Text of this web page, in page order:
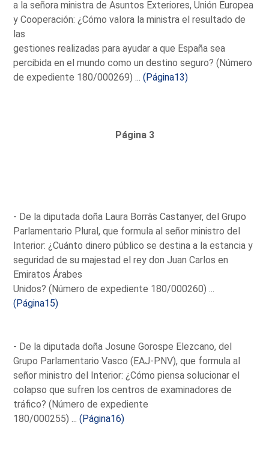
a la señora ministra de Asuntos Exteriores, Unión Europea
y Cooperación: ¿Cómo valora la ministra el resultado de
las
gestiones realizadas para ayudar a que España sea
percibida en el mundo como un destino seguro? (Número
de expediente 180/000269) ...(Página13)
Página 3
- De la diputada doña Laura Borràs Castanyer, del Grupo
Parlamentario Plural, que formula al señor ministro del
Interior: ¿Cuánto dinero público se destina a la estancia y
seguridad de su majestad el rey don Juan Carlos en
Emiratos Árabes
Unidos? (Número de expediente 180/000260) ...
(Página15)
- De la diputada doña Josune Gorospe Elezcano, del
Grupo Parlamentario Vasco (EAJ-PNV), que formula al
señor ministro del Interior: ¿Cómo piensa solucionar el
colapso que sufren los centros de examinadores de
tráfico? (Número de expediente
180/000255) ...(Página16)